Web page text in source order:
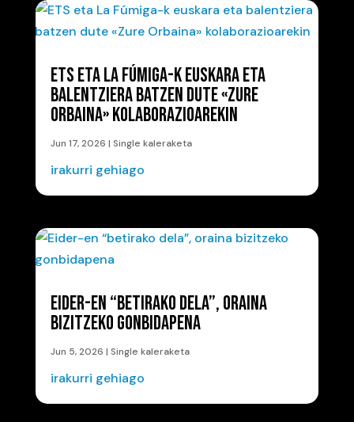
ETS ETA LA FÚMIGA-K EUSKARA ETA
BALENTZIERA BATZEN DUTE «ZURE
ORBAINA» KOLABORAZIOAREKIN
Jun 17, 2026 | Single kaleraketa
irakurri gehiago
EIDER-EN “BETIRAKO DELA”, ORAINA
BIZITZEKO GONBIDAPENA
Jun 5, 2026 | Single kaleraketa
irakurri gehiago